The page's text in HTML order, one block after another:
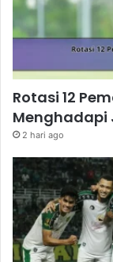
Rotasi 12
Menghadapi
2 hari ago